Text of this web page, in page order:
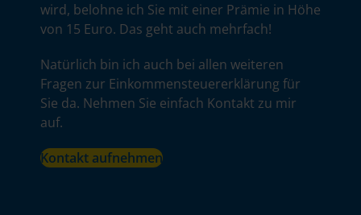
wird, belohne ich Sie mit einer Prämie in Höhe
von 15 Euro. Das geht auch mehrfach!
Natürlich bin ich auch bei allen weiteren
Fragen zur Einkommensteuererklärung für
Sie da. Nehmen Sie einfach Kontakt zu mir
auf.
Kontakt aufnehmen